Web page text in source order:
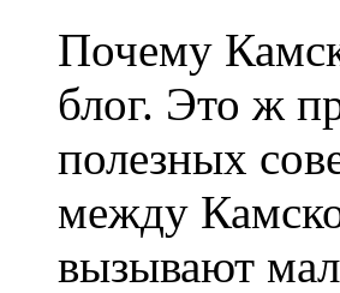
Почему
блог. Это ж
полезных
между
вызывают